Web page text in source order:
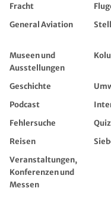
Fracht
General Aviation
Museen und
Ausstellungen
Geschichte
Podcast
Fehlersuche
Quiz
Reisen
Veranstaltungen,
Konferenzen und
Messen